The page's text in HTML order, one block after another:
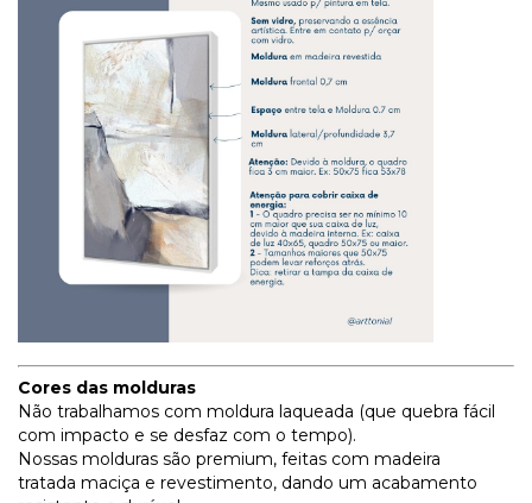
Cores das molduras
Não trabalhamos com moldura laqueada (que quebra fácil
com impacto e se desfaz com o tempo).
Nossas molduras são premium, feitas com madeira
tratada maciça e revestimento, dando um acabamento